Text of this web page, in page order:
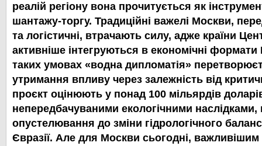
реалій регіону вона прочитується як
шантажу-торгу. Традиційні важелі Москви,
та логістичні, втрачають силу, адже країни
активніше інтегруються в економічні
таких умовах «водна дипломатія»
утримання впливу через залежність від
проєкт оцінюють у понад 100 мільярдів
непередбачуваними екологічними наслідками,
опустелювання до зміни гідрологічного
Євразії. Але для Москви сьогодні,